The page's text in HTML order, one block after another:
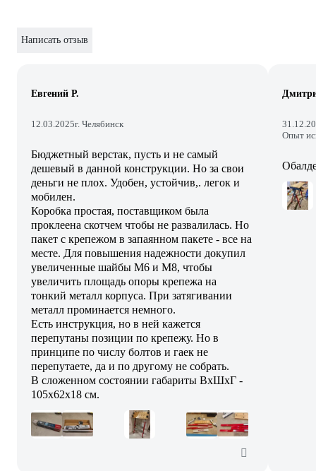
Написать отзыв
Евгений Р.
12.03.2025г. Челябинск
Бюджетный верстак, пусть и не самый
дешевый в данной конструкции. Но за свои
деньги не плох. Удобен, устойчив,. легок и
мобилен.
Коробка простая, поставщиком была
проклеена скотчем чтобы не развалилась. Но
пакет с крепежом в запаянном пакете - все на
месте. Для повышения надежности докупил
увеличенные шайбы M6 и М8, чтобы
увеличить площадь опоры крепежа на
тонкий металл корпуса. При затягивании
металл проминается немного.
Есть инструкция, но в ней кажется
перепутаны позиции по крепежу. Но в
принципе по числу болтов и гаек не
перепутаете, да и по другому не собрать.
В сложенном состоянии габариты ВхШхГ -
105х62х18 см.
Опыт